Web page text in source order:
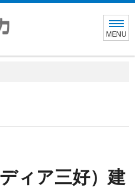
MENU
ィア三好）建